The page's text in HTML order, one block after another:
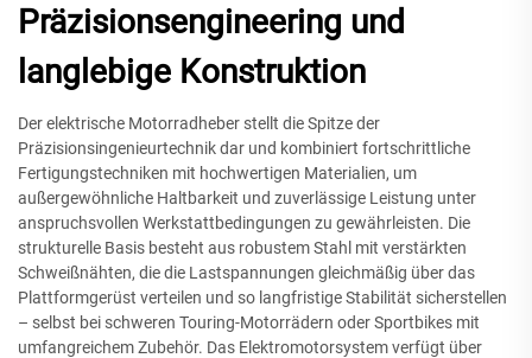
Präzisionsengineering und
langlebige Konstruktion
Der elektrische Motorradheber stellt die Spitze der
Präzisionsingenieurtechnik dar und kombiniert fortschrittliche
Fertigungstechniken mit hochwertigen Materialien, um
außergewöhnliche Haltbarkeit und zuverlässige Leistung unter
anspruchsvollen Werkstattbedingungen zu gewährleisten. Die
strukturelle Basis besteht aus robustem Stahl mit verstärkten
Schweißnähten, die die Lastspannungen gleichmäßig über das
Plattformgerüst verteilen und so langfristige Stabilität sicherstellen
– selbst bei schweren Touring-Motorrädern oder Sportbikes mit
umfangreichem Zubehör. Das Elektromotorsystem verfügt über